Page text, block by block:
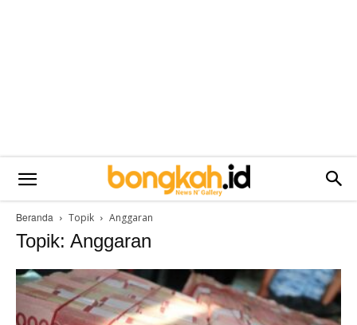
Beranda Topik Anggaran
Topik: Anggaran